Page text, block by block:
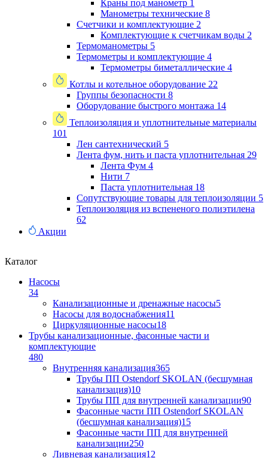
Краны под манометр 1
Манометры технические 8
Счетчики и комплектующие 2
Комплектующие к счетчикам воды 2
Термоманометры 5
Термометры и комплектующие 4
Термометры биметаллические 4
Котлы и котельное оборудование 22
Группы безопасности 8
Оборудование быстрого монтажа 14
Теплоизоляция и уплотнительные материалы
101
Лен сантехнический 5
Лента фум, нить и паста уплотнительная 29
Лента Фум 4
Нити 7
Паста уплотнительная 18
Сопутствующие товары для теплоизоляции 5
Теплоизоляция из вспененого полиэтилена
62
Акции
Каталог
Насосы
34
Канализационные и дренажные насосы5
Насосы для водоснабжения11
Циркуляционные насосы18
Трубы канализационные, фасонные части и
комплектующие
480
Внутренняя канализация365
Трубы ПП Ostendorf SKOLAN (бесшумная
канализация)10
Трубы ПП для внутренней канализации90
Фасонные части ПП Ostendorf SKOLAN
(бесшумная канализация)15
Фасонные части ПП для внутренней
канализации250
Ливневая канализация12